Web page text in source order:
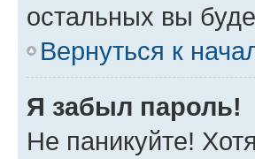
остальных вы
Вернуться к
Я забыл пароль!
Не паникуйте!